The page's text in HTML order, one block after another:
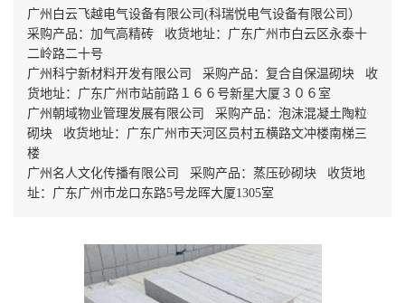
广州白云飞越电气设备有限公司(科瑞悦电气设备有限公司）
采购产品：加气高精砖 收货地址：广东广州市白云区永泰十
二岭路二十号
广州科宁新材料开发有限公司 采购产品：复合自保温砌块 收
货地址：广东广州市站前路１６６号新星大厦３０６室
广州朝域物业管理发展有限公司 采购产品：泡沫混凝土陶粒
砌块 收货地址：广东广州市天河区员村五横路文冲楼南梯三
楼
广州名人文化传播有限公司 采购产品：蒸压砂砌块 收货地
址：广东广州市龙口东路5号龙晖大厦1305室